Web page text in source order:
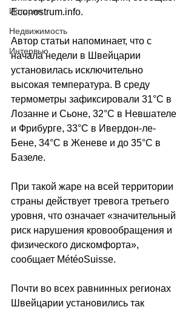
История
Недвижимость
Интервью
Econostrum.info.
Автор статьи напоминает, что с
начала недели в Швейцарии
установилась исключительно
высокая температура. В среду
термометры зафиксировали 31°C в
Лозанне и Сьоне, 32°C в Невшателе
и Фрибурге, 33°C в Ивердон-ле-
Бене, 34°C в Женеве и до 35°C в
Базеле.
При такой жаре на всей территории
страны действует тревога третьего
уровня, что означает «значительный
риск нарушения кровообращения и
физического дискомфорта»,
сообщает MétéoSuisse.
Почти во всех равнинных регионах
Швейцарии установились так